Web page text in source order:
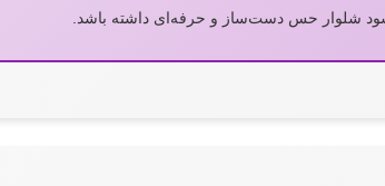
شلوار حس دست‌ساز و حرفه‌ای داشته باشد.